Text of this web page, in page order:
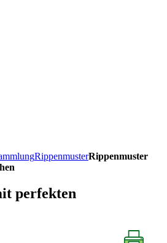
RippenmusterRippenmuster
perfekten